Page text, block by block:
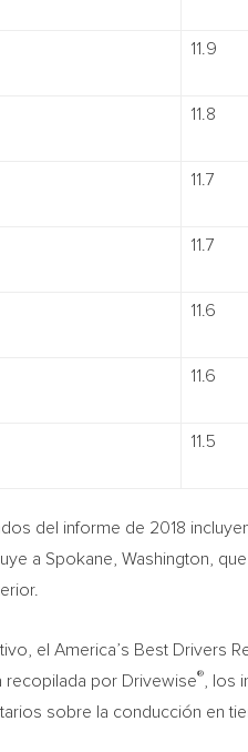
11.9
11.8
11.7
11.7
11.6
11.6
11.5
del informe de 2018
a Spokane, Washington ,
el America’s Best Drivers
recopilada por Drivewise®
, los
sobre la conducción en